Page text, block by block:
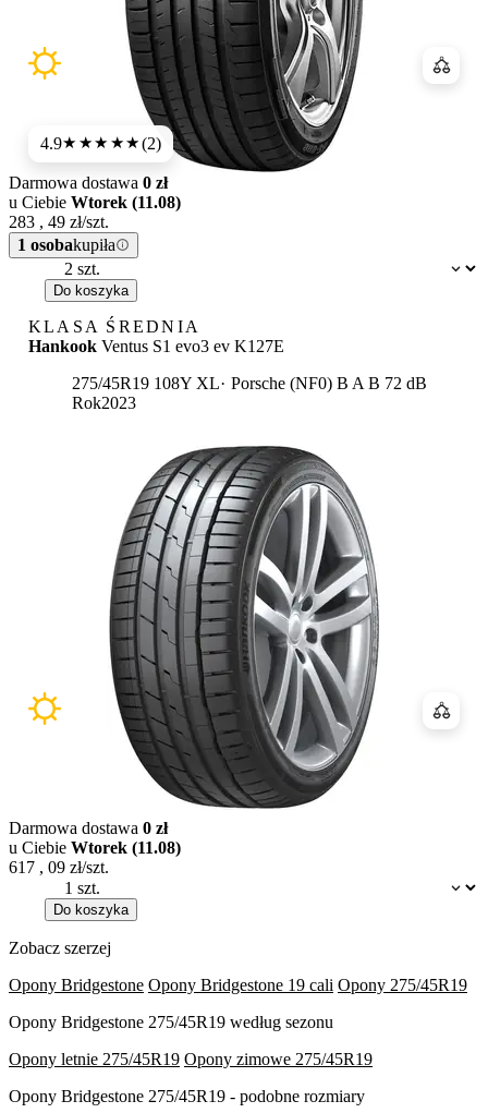
4.9★★★★★(2)
Dostępność:
Darmowa dostawa 0 zł
u Ciebie Wtorek (11.08)
283 , 49 zł/szt.
1 osobakupiła
Do koszyka
KLASA ŚREDNIA
Hankook Ventus S1 evo3 ev K127E
275/45R19 108Y XL
Porsche (NF0) Etykieta:
B A B 72 dB
Rok2023
Dostępność:
Darmowa dostawa 0 zł
u Ciebie Wtorek (11.08)
617 , 09 zł/szt.
Do koszyka
Zobacz szerzej
Opony Bridgestone Opony Bridgestone 19 cali Opony 275/45R19
Opony Bridgestone 275/45R19 według sezonu
Opony letnie 275/45R19 Opony zimowe 275/45R19
Opony Bridgestone 275/45R19 - podobne rozmiary